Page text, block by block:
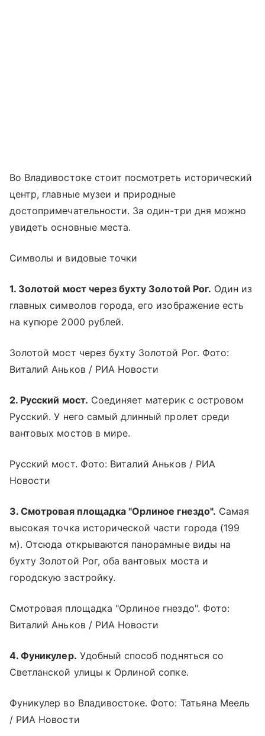
Во Владивостоке стоит посмотреть исторический
центр, главные музеи и природные
достопримечательности. За один-три дня можно
увидеть основные места.
Символы и видовые точки
1. Золотой мост через бухту Золотой Рог. Один из
главных символов города, его изображение есть
на купюре 2000 рублей.
Золотой мост через бухту Золотой Рог. Фото:
Виталий Аньков / РИА Новости
2. Русский мост. Соединяет материк с островом
Русский. У него самый длинный пролет среди
вантовых мостов в мире.
Русский мост. Фото: Виталий Аньков / РИА
Новости
3. Смотровая площадка "Орлиное гнездо". Самая
высокая точка исторической части города (199
м). Отсюда открываются панорамные виды на
бухту Золотой Рог, оба вантовых моста и
городскую застройку.
Смотровая площадка "Орлиное гнездо". Фото:
Виталий Аньков / РИА Новости
4. Фуникулер. Удобный способ подняться со
Светланской улицы к Орлиной сопке.
Фуникулер во Владивостоке. Фото: Татьяна Меель
/ РИА Новости